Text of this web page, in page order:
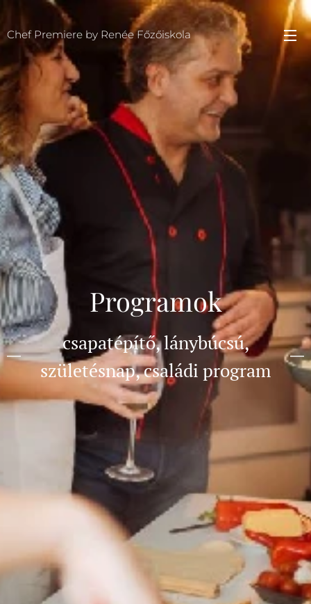
Chef Premiere by Renée Főzőiskola
Programok
csapatépítő, lánybúcsú,
születésnap, családi program